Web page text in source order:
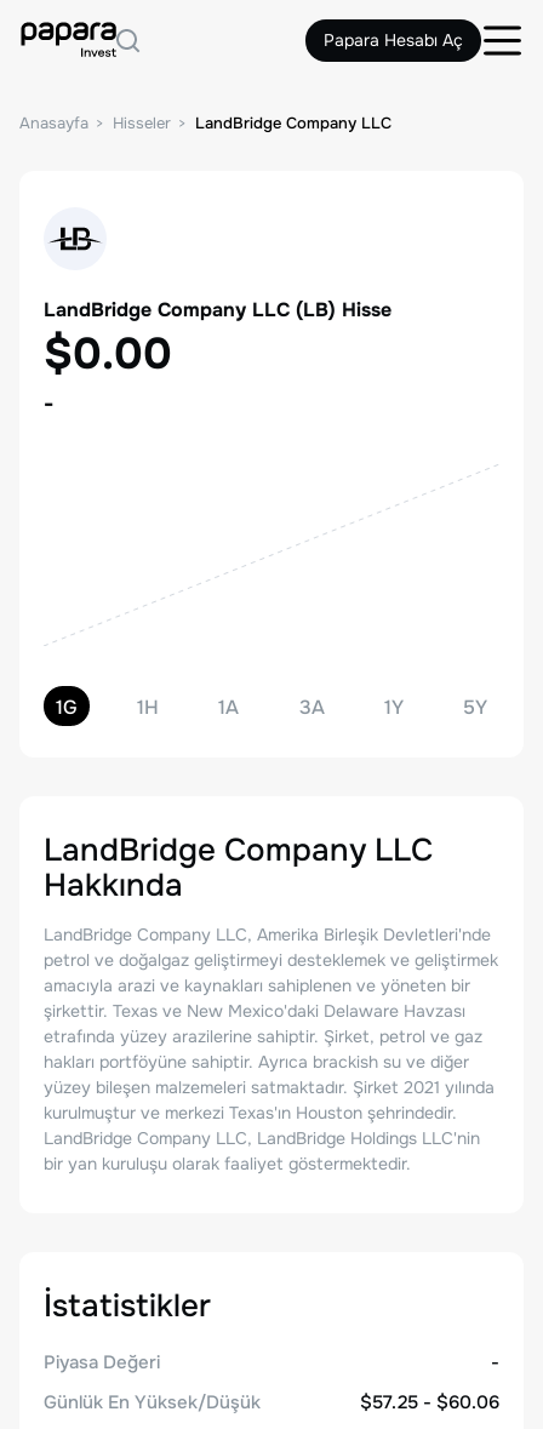
Papara Hesabı Aç
Anasayfa Hisseler LandBridge Company LLC
LandBridge Company LLC (LB) Hisse
$0.00
-
1G 1H 1A 3A 1Y 5Y
LandBridge Company LLC
Hakkında
LandBridge Company LLC, Amerika Birleşik Devletleri'nde
petrol ve doğalgaz geliştirmeyi desteklemek ve geliştirmek
amacıyla arazi ve kaynakları sahiplenen ve yöneten bir
şirkettir. Texas ve New Mexico'daki Delaware Havzası
etrafında yüzey arazilerine sahiptir. Şirket, petrol ve gaz
hakları portföyüne sahiptir. Ayrıca brackish su ve diğer
yüzey bileşen malzemeleri satmaktadır. Şirket 2021 yılında
kurulmuştur ve merkezi Texas'ın Houston şehrindedir.
LandBridge Company LLC, LandBridge Holdings LLC'nin
bir yan kuruluşu olarak faaliyet göstermektedir.
İstatistikler
Piyasa Değeri
-
Günlük En Yüksek/Düşük
$57.25 - $60.06